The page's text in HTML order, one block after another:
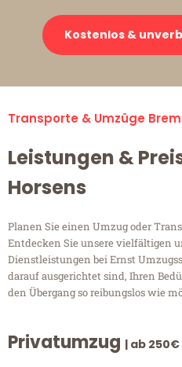
Kostenlos &
Transporte & Umzüge
Leistungen &
Horsens
Planen Sie einen Umzug oder
Entdecken Sie unsere vielfältigen
Dienstleistungen bei Ernst
darauf ausgerichtet sind, Ihren
den Übergang so reibungslos wie
Privatumzug | ab 250€